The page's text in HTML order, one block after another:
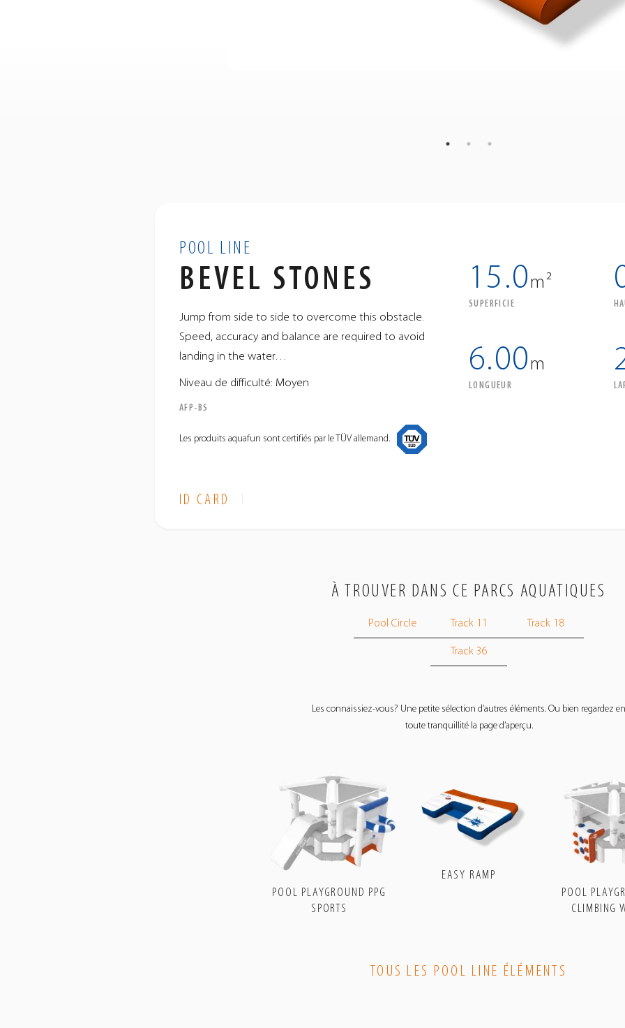
POOL LINE
BEVEL STONES
Jump from side to side to overcome this obstacle.
Speed, accuracy and balance are required to avoid
landing in the water…
Niveau de difficulté: Moyen
AFP-BS
Les produits aquafun sont certifiés par le TÜV allemand.
15.0m²
SUPERFICIE
6.00m
LONGUEUR
ID CARD
À TROUVER DANS CE PARCS AQUATIQUES
Pool Circle Track 11 Track 18
Track 36
Les connaissiez-vous? Une petite sélection d’autres éléments. Ou bien regardez en
toute tranquillité la page d’aperçu.
POOL PLAYGROUND PPG
SPORTS
EASY RAMP
POOL
CLIMBING
TOUS LES POOL LINE ÉLÉMENTS
aquafun
YouTube
aquafun
–
Twitter
aquafun
–
Gettr
aquafun
aquafun
–
Telegram